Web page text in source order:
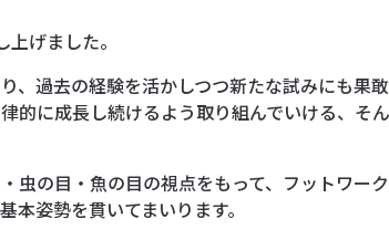
げました。
、過去の経験を活かしつつ新たな試みにも果
的に成長し続けるよう取り組んでいける、そ
虫の目・魚の目の視点をもって、フットワー
姿勢を貫いてまいります。